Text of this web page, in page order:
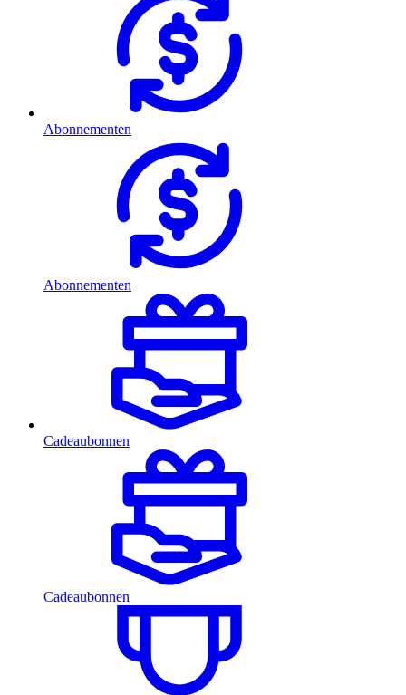
Abonnementen
Abonnementen
Cadeaubonnen
Cadeaubonnen